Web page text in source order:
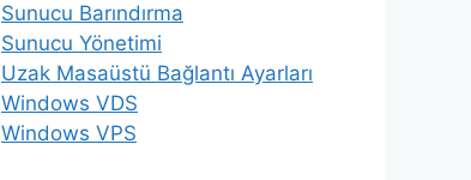
Sunucu Barındırma
Sunucu Yönetimi
Uzak Masaüstü Bağlantı Ayarları
Windows VDS
Windows VPS